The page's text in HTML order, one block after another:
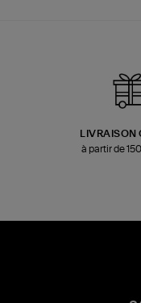
LIVRAISON
à partir de